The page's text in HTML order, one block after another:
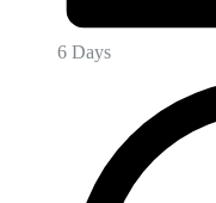
6 Days